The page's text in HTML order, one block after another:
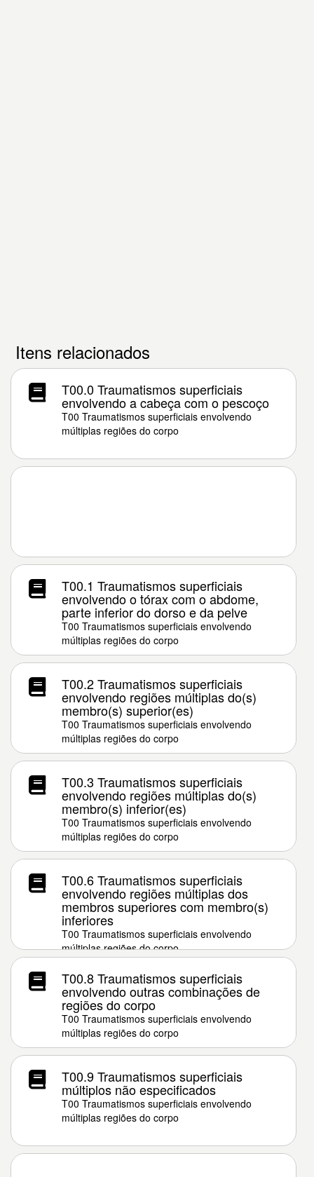
Itens relacionados
T00.0 Traumatismos superficiais
envolvendo a cabeça com o pescoço
T00 Traumatismos superficiais envolvendo
múltiplas regiões do corpo
T00.1 Traumatismos superficiais
envolvendo o tórax com o abdome,
parte inferior do dorso e da pelve
T00 Traumatismos superficiais envolvendo
múltiplas regiões do corpo
T00.2 Traumatismos superficiais
envolvendo regiões múltiplas do(s)
membro(s) superior(es)
T00 Traumatismos superficiais envolvendo
múltiplas regiões do corpo
T00.3 Traumatismos superficiais
envolvendo regiões múltiplas do(s)
membro(s) inferior(es)
T00 Traumatismos superficiais envolvendo
múltiplas regiões do corpo
T00.6 Traumatismos superficiais
envolvendo regiões múltiplas dos
membros superiores com membro(s)
inferiores
T00 Traumatismos superficiais envolvendo
múltiplas regiões do corpo
T00.8 Traumatismos superficiais
envolvendo outras combinações de
regiões do corpo
T00 Traumatismos superficiais envolvendo
múltiplas regiões do corpo
T00.9 Traumatismos superficiais
múltiplos não especificados
T00 Traumatismos superficiais envolvendo
múltiplas regiões do corpo